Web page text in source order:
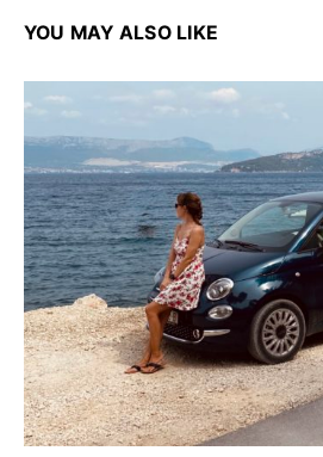
YOU MAY ALSO LIKE